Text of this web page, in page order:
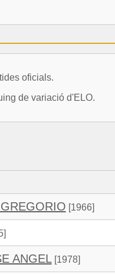
oficials.
de variació d'ELO.
[1966]
ANGEL[1978]